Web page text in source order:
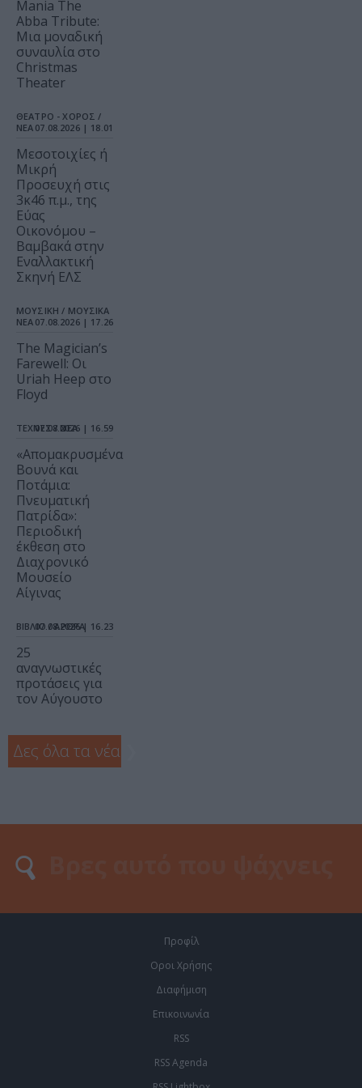
Mania The
Abba Tribute:
Μια μοναδική
συναυλία στο
Christmas
Theater
ΘΕΑΤΡΟ - ΧΟΡΟΣ /
ΝΕΑ 07.08.2026 | 18.01
Μεσοτοιχίες ή
Μικρή
Προσευχή στις
3κ46 π.μ., της
Εύας
Οικονόμου –
Βαμβακά στην
Εναλλακτική
Σκηνή ΕΛΣ
ΜΟΥΣΙΚΗ / ΜΟΥΣΙΚΑ
ΝΕΑ 07.08.2026 | 17.26
The Magician’s
Farewell: Οι
Uriah Heep στο
Floyd
ΤΕΧΝΕΣ / ΝΕΑ
07.08.2026 | 16.59
«Απομακρυσμένα
Βουνά και
Ποτάμια:
Πνευματική
Πατρίδα»:
Περιοδική
έκθεση στο
Διαχρονικό
Μουσείο
Αίγινας
ΒΙΒΛΙΟ / ΑΡΘΡΑ
07.08.2026 | 16.23
25
αναγνωστικές
προτάσεις για
τον Αύγουστο
Δες όλα τα νέα
Προφίλ
Οροι Χρήσης
Διαφήμιση
Επικοινωνία
RSS
RSS Agenda